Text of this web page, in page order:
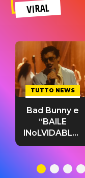
VIRAL
TUTTO NEWS
Bad Bunny e
“BAILE
INoLVIDABLE”:
testo,
significato